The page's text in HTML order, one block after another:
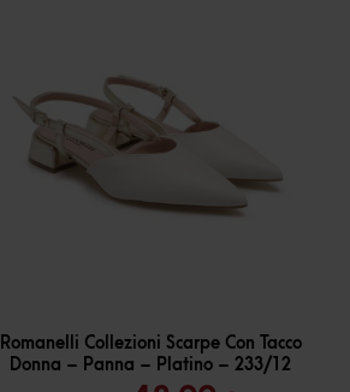
30
Romanelli Collezioni Scarpe Con Tacco
Donna – Panna – Platino – 233/12